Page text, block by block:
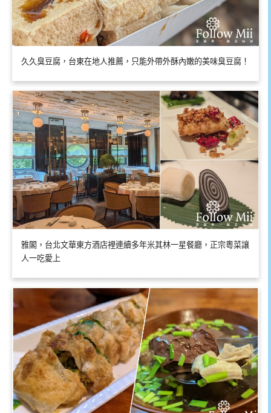
久久臭豆腐，台東在地人推薦，只能外帶外酥內嫩的美味臭豆腐！
雅閣，台北文華東方酒店裡連續多年米其林一星餐廳，正宗粵菜讓
人一吃愛上